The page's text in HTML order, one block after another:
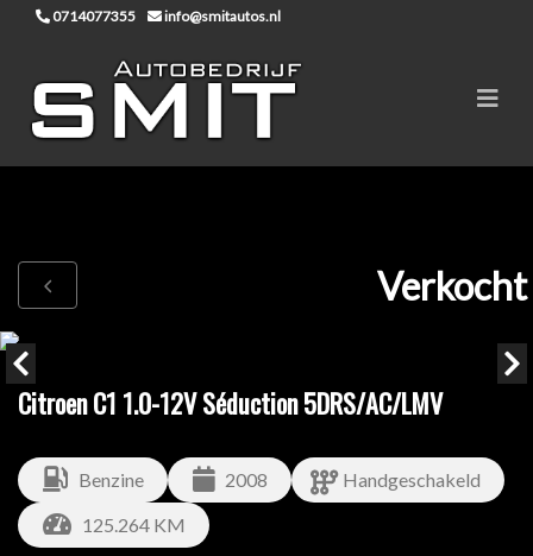
0714077355 info@smitautos.nl
Verkocht
Citroen C1 1.0-12V Séduction 5DRS/AC/LMV
Benzine 2008
Handgeschakeld
125.264 KM